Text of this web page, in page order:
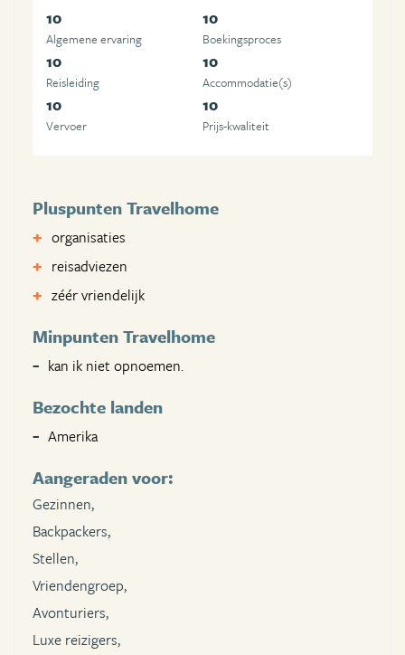
10
Algemene ervaring
10
Boekingsproces
10
Reisleiding
10
Accommodatie(s)
10
Vervoer
10
Prijs-kwaliteit
Pluspunten Travelhome
organisaties
reisadviezen
zéér vriendelijk
Minpunten Travelhome
kan ik niet opnoemen.
Bezochte landen
Amerika
Aangeraden voor:
Gezinnen,
Backpackers,
Stellen,
Vriendengroep,
Avonturiers,
Luxe reizigers,